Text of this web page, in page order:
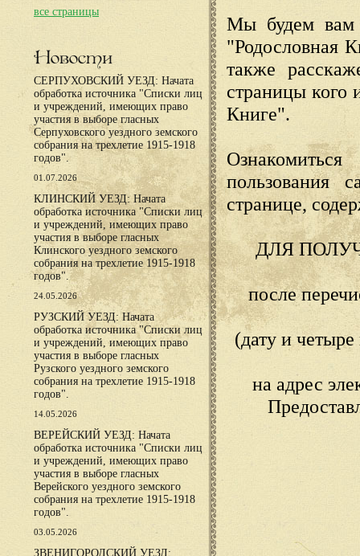
все страницы
Новости
СЕРПУХОВСКИЙ УЕЗД: Начата
обработка источника "Списки лиц
и учреждений, имеющих право
участия в выборе гласных
Серпуховского уездного земского
собрания на трехлетие 1915-1918
годов".
01.07.2026
КЛИНСКИЙ УЕЗД: Начата
обработка источника "Списки лиц
и учреждений, имеющих право
участия в выборе гласных
Клинского уездного земского
собрания на трехлетие 1915-1918
годов".
24.05.2026
РУЗСКИЙ УЕЗД: Начата
обработка источника "Списки лиц
и учреждений, имеющих право
участия в выборе гласных
Рузского уездного земского
собрания на трехлетие 1915-1918
годов".
14.05.2026
ВЕРЕЙСКИЙ УЕЗД: Начата
обработка источника "Списки лиц
и учреждений, имеющих право
участия в выборе гласных
Верейского уездного земского
собрания на трехлетие 1915-1918
годов".
03.05.2026
ЗВЕНИГОРОДСКИЙ УЕЗД:
Мы будем вам
"Родословная
также
страницы кого
Книге".
пользования
странице,
ДЛЯ
после
(дату и
на адрес